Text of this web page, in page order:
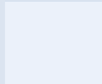
Konu
önerim